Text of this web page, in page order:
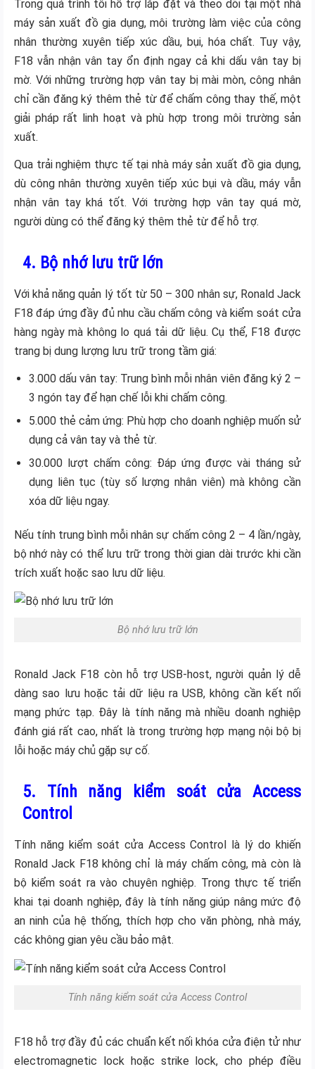
Trong quá trình tôi hỗ trợ lắp đặt và theo dõi tại một nhà
máy sản xuất đồ gia dụng, môi trường làm việc của công
nhân thường xuyên tiếp xúc dầu, bụi, hóa chất. Tuy vậy,
F18 vẫn nhận vân tay ổn định ngay cả khi dấu vân tay bị
mờ. Với những trường hợp vân tay bị mài mòn, công nhân
chỉ cần đăng ký thêm thẻ từ để chấm công thay thế, một
giải pháp rất linh hoạt và phù hợp trong môi trường sản
xuất.
Qua trải nghiệm thực tế tại nhà máy sản xuất đồ gia dụng,
dù công nhân thường xuyên tiếp xúc bụi và dầu, máy vẫn
nhận vân tay khá tốt. Với trường hợp vân tay quá mờ,
người dùng có thể đăng ký thêm thẻ từ để hỗ trợ.
4. Bộ nhớ lưu trữ lớn
Với khả năng quản lý tốt từ 50 – 300 nhân sự, Ronald Jack
F18 đáp ứng đầy đủ nhu cầu chấm công và kiểm soát cửa
hàng ngày mà không lo quá tải dữ liệu. Cụ thể, F18 được
trang bị dung lượng lưu trữ trong tầm giá:
3.000 dấu vân tay: Trung bình mỗi nhân viên đăng ký 2 –
3 ngón tay để hạn chế lỗi khi chấm công.
5.000 thẻ cảm ứng: Phù hợp cho doanh nghiệp muốn sử
dụng cả vân tay và thẻ từ.
30.000 lượt chấm công: Đáp ứng được vài tháng sử
dụng liên tục (tùy số lượng nhân viên) mà không cần
xóa dữ liệu ngay.
Nếu tính trung bình mỗi nhân sự chấm công 2 – 4 lần/ngày,
bộ nhớ này có thể lưu trữ trong thời gian dài trước khi cần
trích xuất hoặc sao lưu dữ liệu.
Bộ nhớ lưu trữ lớn
Ronald Jack F18 còn hỗ trợ USB-host, người quản lý dễ
dàng sao lưu hoặc tải dữ liệu ra USB, không cần kết nối
mạng phức tạp. Đây là tính năng mà nhiều doanh nghiệp
đánh giá rất cao, nhất là trong trường hợp mạng nội bộ bị
lỗi hoặc máy chủ gặp sự cố.
5. Tính năng kiểm soát cửa Access
Control
Tính năng kiểm soát cửa Access Control là lý do khiến
Ronald Jack F18 không chỉ là máy chấm công, mà còn là
bộ kiểm soát ra vào chuyên nghiệp. Trong thực tế triển
khai tại doanh nghiệp, đây là tính năng giúp nâng mức độ
an ninh của hệ thống, thích hợp cho văn phòng, nhà máy,
các không gian yêu cầu bảo mật.
Tính năng kiểm soát cửa Access Control
F18 hỗ trợ đầy đủ các chuẩn kết nối khóa cửa điện tử như
electromagnetic lock hoặc strike lock, cho phép điều